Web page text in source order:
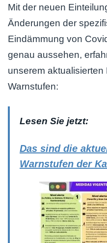
Mit der neuen
Änderungen der
Eindämmung von
genau aussehen,
unserem
Warnstufen:
Lesen Sie jetzt:
Das sind die
Warnstufen der